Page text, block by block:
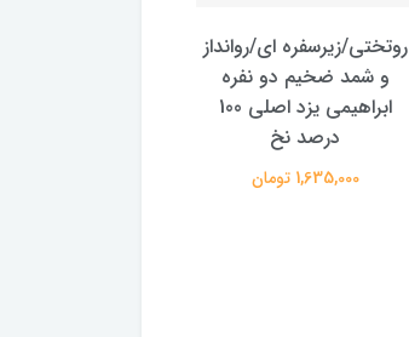
روتختی/زیرسفره ای/روانداز
و شمد ضخیم دو نفره
ابراهیمی یزد اصلی 100
درصد نخ
1,635,000 تومان